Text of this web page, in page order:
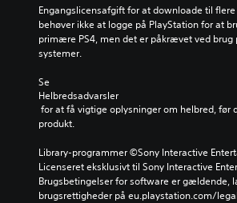
Engangslicensafgift for at downloade til
behøver ikke at logge på PlayStation for at
primære PS4, men det er påkrævet ved brug
systemer.
Se
Helbredsadvarsler
produkt.
Library-programmer ©Sony Interactive
Licenseret eksklusivt til Sony Interactive
Brugsbetingelser for software er gældende,
brugsrettigheder på eu.playstation.com/